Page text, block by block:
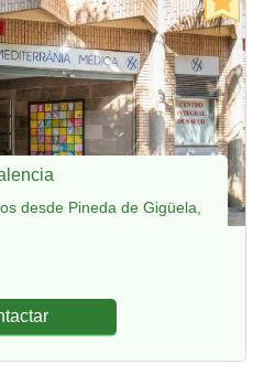
desde Pineda de Gigüela,